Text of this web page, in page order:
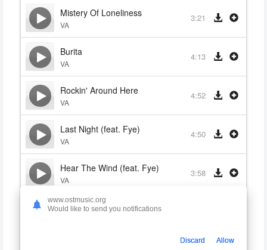
Mistery Of Loneliness
VA
3:21
Burita
VA
4:13
Rockin' Around Here
VA
4:52
Last Night (feat. Fye)
VA
4:50
Hear The Wind (feat. Fye)
VA
3:58
While City Sleeps
www.ostmusic.org
Would like to send you notifications
Discard Allow